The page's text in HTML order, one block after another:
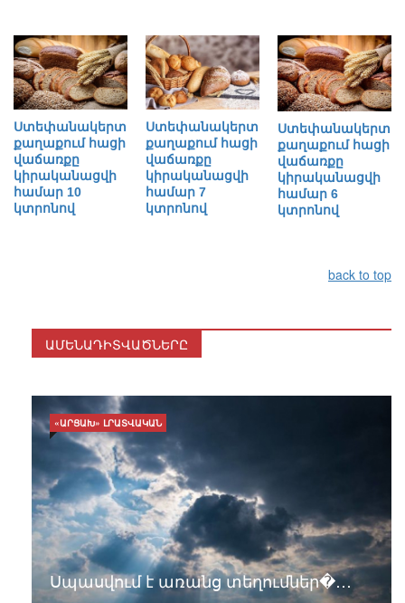
Ստեփանակերտ
քաղաքում հացի
վաճառքը
կիրականացվի
համար 10
կտրոնով
Ստեփանակերտ
քաղաքում հացի
վաճառքը
կիրականացվի
համար 7
կտրոնով
Ստեփանակերտ
քաղաքում հացի
վաճառքը
կիրականացվի
համար 6
կտրոնով
back to top
ԱՄԵՆԱԴԻՏՎԱԾՆԵՐԸ
Սպասվում է առանց տեղումներ�…
«ԱՐՑԱԽ» ԼՐԱՏՎԱԿԱՆ